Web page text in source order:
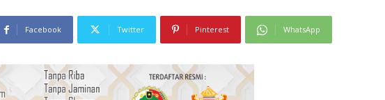
Facebook Twitter Pinterest WhatsApp